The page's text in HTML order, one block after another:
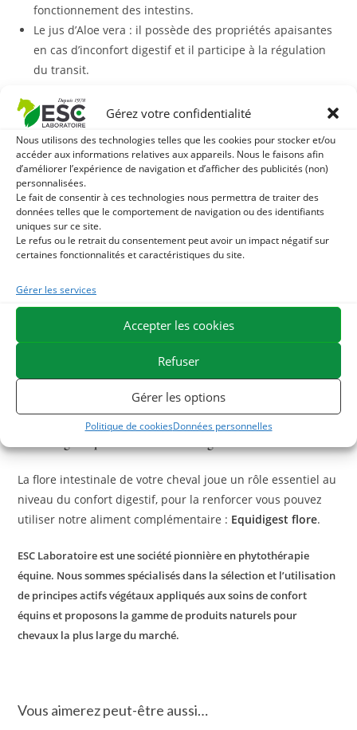
Gérez votre confidentialité
Nous utilisons des technologies telles que les cookies pour stocker et/ou
accéder aux informations relatives aux appareils. Nous le faisons afin
d’améliorer l’expérience de navigation et d’afficher des publicités (non)
personnalisées.
Le fait de consentir à ces technologies nous permettra de traiter des
données telles que le comportement de navigation ou des identifiants
uniques sur ce site.
Le refus ou le retrait du consentement peut avoir un impact négatif sur
certaines fonctionnalités et caractéristiques du site.
Gérer les services
Accepter les cookies
Refuser
Gérer les options
Politique de cookiesDonnées personnelles
fonctionnement des intestins.
Le jus d’Aloe vera : il possède des propriétés apaisantes
en cas d’inconfort digestif et il participe à la régulation
du transit.
soutiennent la digestion et possèdent une action
apaisante au niveau intestinal.
Curcuma Digest
est formulé à partir de teintures mères qui
possèdent une teneur élevée en actifs végétaux et sont une
bonne alternative à la plante pure.
La formule liquide de ce complément présente plusieurs
avantages et notamment celui de pouvoir être administré à
l’aide d’une seringue buccale, ce qui peut s’avérer pratique
pour les chevaux vivant en communauté ou ceux qui
prennent leur ration avec difficulté.
Avec quoi associer Curcuma Digest ?
Afin de renforcer son action,Curcuma Digestpeut être associé
Gastromix, un mélange de 10 plantes
déshydratées sélectionnées pour leurs propriétés apaisantes lors
La flore intestinale de votre cheval joue un rôle essentiel au
niveau du confort digestif, pour la renforcer vous pouvez
utiliser notre aliment complémentaire : Equidigest flore.
ESC Laboratoire est une société pionnière en phytothérapie
équine. Nous sommes spécialisés dans la sélection et l’utilisation
de principes actifs végétaux appliqués aux soins de confort
équins et proposons la gamme de produits naturels pour
chevaux la plus large du marché.
Vous aimerez peut-être aussi…